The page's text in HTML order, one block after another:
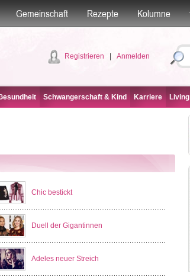
Gemeinschaft Rezepte Kolumne
Registrieren Anmelden
Schwangerschaft & Kind Karriere Living
Chic bestickt
Duell der Gigantinnen
Adeles neuer Streich